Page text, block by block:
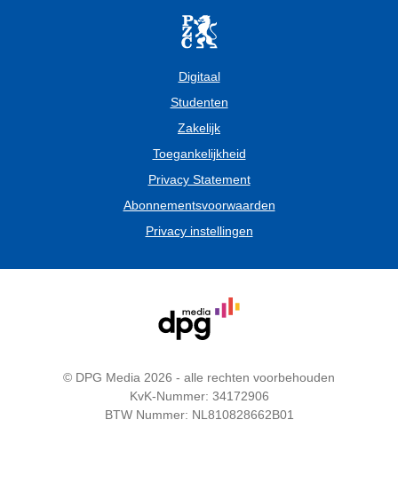
Digitaal
Studenten
Zakelijk
Toegankelijkheid
Privacy Statement
Abonnementsvoorwaarden
Privacy instellingen
© DPG Media 2026 - alle rechten voorbehouden
KvK-Nummer: 34172906
BTW Nummer: NL810828662B01